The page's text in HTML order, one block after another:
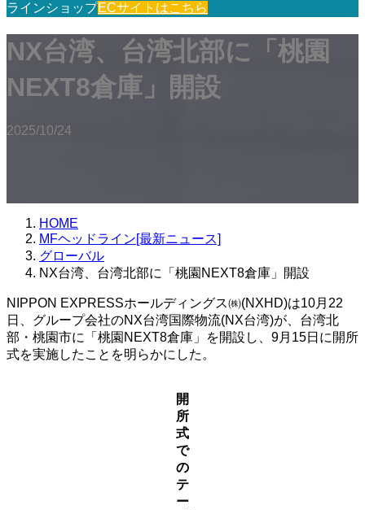
ラインショップECサイトはこちら
NX台湾、台湾北部に「桃園
NEXT8倉庫」開設
2025/10/24
HOME
MFヘッドライン[最新ニュース]
グローバル
NX台湾、台湾北部に「桃園NEXT8倉庫」開設
NIPPON EXPRESSホールディングス㈱(NXHD)は10月22
日、グループ会社のNX台湾国際物流(NX台湾)が、台湾北
部・桃園市に「桃園NEXT8倉庫」を開設し、9月15日に開所
式を実施したことを明らかにした。
開
所
式
で
の
テ
ー